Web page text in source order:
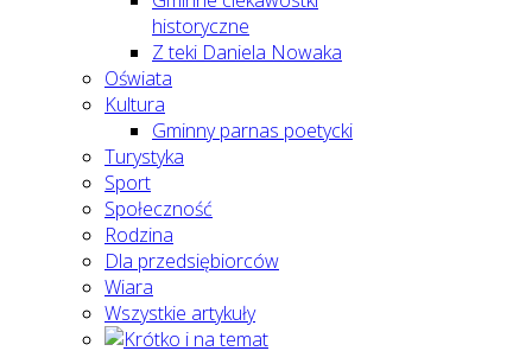
historyczne
Z teki Daniela Nowaka
Oświata
Kultura
Gminny parnas poetycki
Turystyka
Sport
Społeczność
Rodzina
Dla przedsiębiorców
Wiara
Wszystkie artykuły